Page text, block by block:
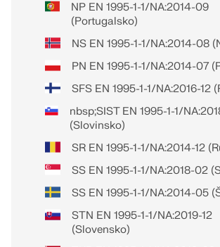
NP EN 1995-1-1/NA:2014-09
(Portugalsko)
NS EN 1995-1-1/NA:2014-08
PN EN 1995-1-1/NA:2014-07
SFS EN 1995-1-1/NA:2016-12
nbsp;SIST EN 1995-1-1/
(Slovinsko)
SR EN 1995-1-1/NA:2014-12
SS EN 1995-1-1/NA:2018-02
SS EN 1995-1-1/NA:2014-05
STN EN 1995-1-1/NA:2019-12
(Slovensko)